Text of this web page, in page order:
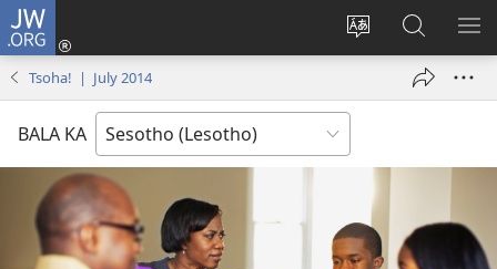
JW.ORG
Fetola
Kena
(opens
Batla
JW.ORG/
Tsoha! | July 2014
BALA KA